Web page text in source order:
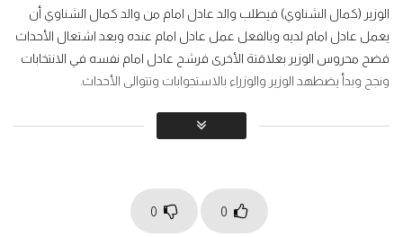
الوزير (كمال الشناوي) فيطلب والد عادل امام من والد كمال الشناوي أن
يعمل عادل امام لديه وبالفعل عمل عادل امام عنده وبعد اشتعال الأحداث
فضح محروس الوزير بعلاقتة الأخرى فرشح عادل امام نفسه في الانتخابات
ونجح وبدأ يضطهد الوزير والوزراء بالاستجوابات وتتوالى الأحداث.
فريق العمل
قصة سيناريو وحوار: محمد صلاح الزهار
0
0